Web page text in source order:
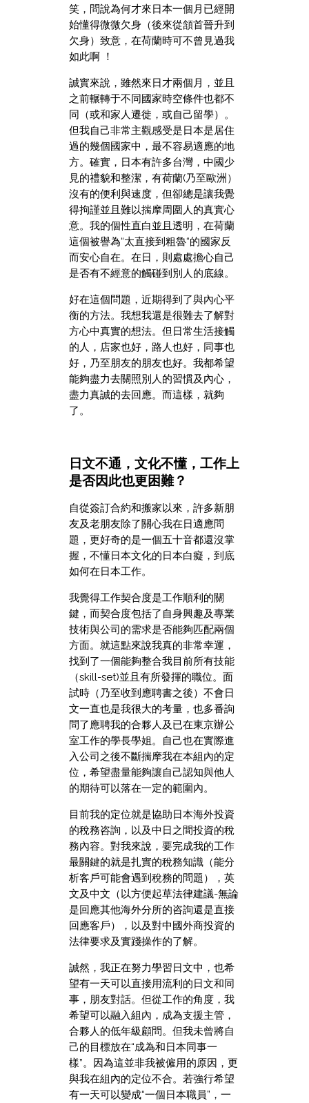
笑，問說為何才來日本一個月已經開
始懂得微微欠身（後來從頷首晉升到
欠身）致意，在荷蘭時可不曾見過我
如此啊 ！
誠實來說，雖然來日才兩個月，並且
之前輾轉于不同國家時空條件也都不
同（或和家人遷徙，或自己留學）。
但我自己非常主觀感受是日本是居住
過的幾個國家中，最不容易適應的地
方。確實，日本有許多台灣，中國少
見的禮貌和整潔，有荷蘭(乃至歐洲）
沒有的便利與速度，但卻總是讓我覺
得拘謹並且難以揣摩周圍人的真實心
意。我的個性直白並且透明，在荷蘭
這個被譽為“太直接到粗魯“的國家反
而安心自在。在日，則處處擔心自己
是否有不經意的觸碰到別人的底線。
好在這個問題，近期得到了與內心平
衡的方法。我想我還是很難去了解對
方心中真實的想法。但日常生活接觸
的人，店家也好，路人也好，同事也
好，乃至朋友的朋友也好。我都希望
能夠盡力去關照別人的習慣及內心，
盡力真誠的去回應。而這樣，就夠
了。
日文不通，文化不懂，工作上
是否因此也更困難？
自從簽訂合約和搬家以來，許多新朋
友及老朋友除了關心我在日適應問
題，更好奇的是一個五十音都還沒掌
握，不懂日本文化的日本白癡，到底
如何在日本工作。
我覺得工作契合度是工作順利的關
鍵，而契合度包括了自身興趣及專業
技術與公司的需求是否能夠匹配兩個
方面。就這點來說我真的非常幸運，
找到了一個能夠整合我目前所有技能
（skill-set)並且有所發揮的職位。面
試時（乃至收到應聘書之後）不會日
文一直也是我很大的考量，也多番詢
問了應聘我的合夥人及已在東京辦公
室工作的學長學姐。自己也在實際進
入公司之後不斷揣摩我在本組內的定
位，希望盡量能夠讓自己認知與他人
的期待可以落在一定的範圍內。
目前我的定位就是協助日本海外投資
的稅務咨詢，以及中日之間投資的稅
務內容。對我來說，要完成我的工作
最關鍵的就是扎實的稅務知識（能分
析客戶可能會遇到稅務的問題），英
文及中文（以方便起草法律建議-無論
是回應其他海外分所的咨詢還是直接
回應客戶），以及對中國外商投資的
法律要求及實踐操作的了解。
誠然，我正在努力學習日文中，也希
望有一天可以直接用流利的日文和同
事，朋友對話。但從工作的角度，我
希望可以融入組內，成為支援主管，
合夥人的低年級顧問。但我未曾將自
己的目標放在“成為和日本同事一
樣”。因為這並非我被僱用的原因，更
與我在組內的定位不合。若強行希望
有一天可以變成“一個日本職員”，一